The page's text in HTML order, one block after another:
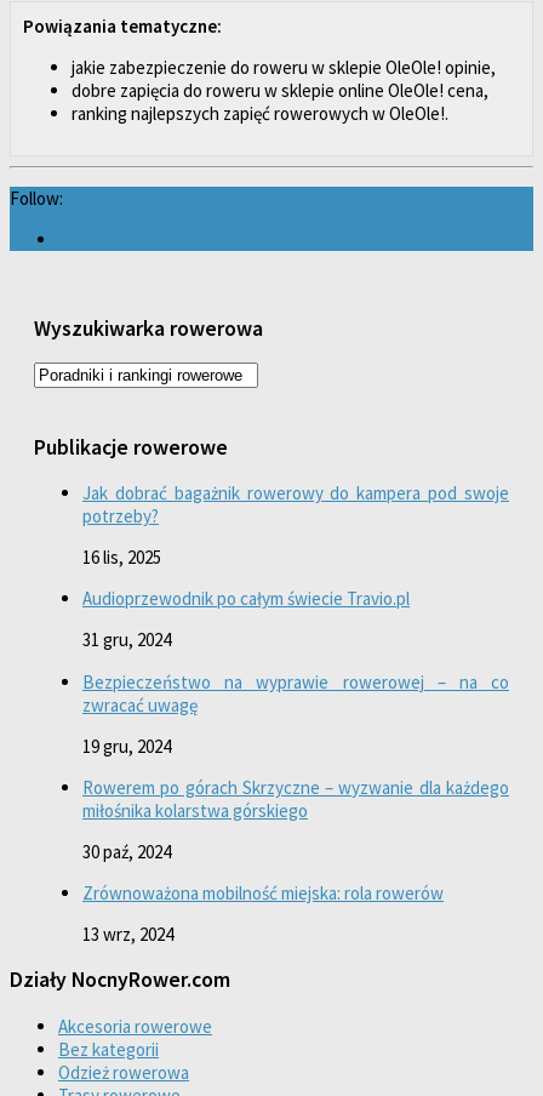
Powiązania tematyczne:
jakie zabezpieczenie do roweru w sklepie OleOle! opinie,
dobre zapięcia do roweru w sklepie online OleOle! cena,
ranking najlepszych zapięć rowerowych w OleOle!.
Follow:
Wyszukiwarka rowerowa
Publikacje rowerowe
Jak dobrać bagażnik rowerowy do kampera pod swoje
potrzeby?
16 lis, 2025
Audioprzewodnik po całym świecie Travio.pl
31 gru, 2024
Bezpieczeństwo na wyprawie rowerowej – na co
zwracać uwagę
19 gru, 2024
Rowerem po górach Skrzyczne – wyzwanie dla każdego
miłośnika kolarstwa górskiego
30 paź, 2024
Zrównoważona mobilność miejska: rola rowerów
13 wrz, 2024
Działy NocnyRower.com
Akcesoria rowerowe
Bez kategorii
Odzież rowerowa